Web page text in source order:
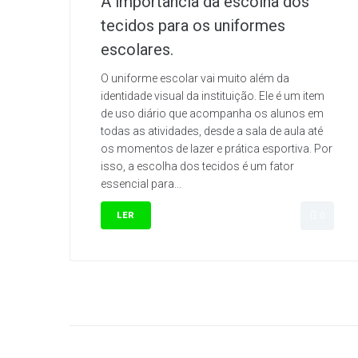
tecidos para os uniformes
escolares.
O uniforme escolar vai muito além da
identidade visual da instituição. Ele é um item
de uso diário que acompanha os alunos em
todas as atividades, desde a sala de aula até
os momentos de lazer e prática esportiva. Por
isso, a escolha dos tecidos é um fator
essencial para...
LER